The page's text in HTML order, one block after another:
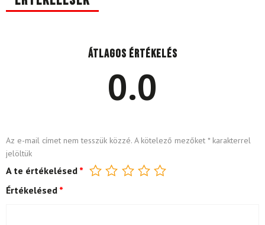
Átlagos értékelés
0.0
Az e-mail címet nem tesszük közzé. A kötelező mezőket *karakterrel
jelöltük
A te értékelésed *
Értékelésed *